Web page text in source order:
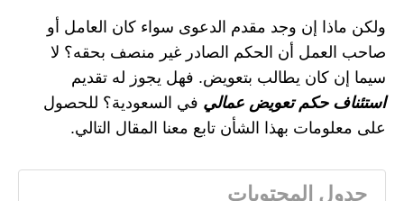
ولكن ماذا إن وجد مقدم الدعوى سواء كان العامل أو
صاحب العمل أن الحكم الصادر غير منصف بحقه؟ لا
سيما إن كان يطالب بتعويض. فهل يجوز له تقديم
استئناف حكم تعويض عمالي في السعودية؟ للحصول
على معلومات بهذا الشأن تابع معنا المقال التالي.
جدول المحتويات